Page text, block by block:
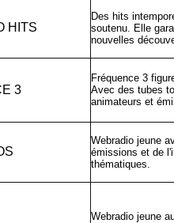
HITS
Des hits
soutenu. Elle
nouvelles
3
Fréquence 3
Avec des tubes
animateurs et
Webradio jeune
émissions et de
thématiques.
Webradio jeune